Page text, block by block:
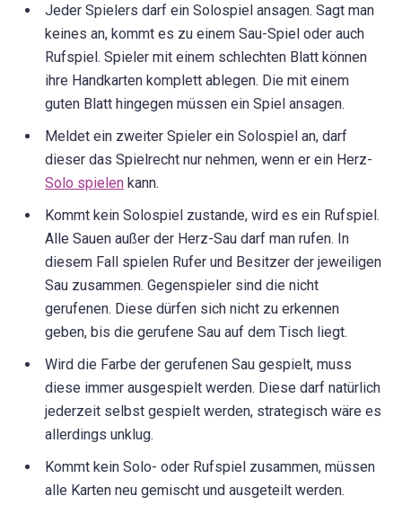
Jeder Spielers darf ein Solospiel ansagen. Sagt man
keines an, kommt es zu einem Sau-Spiel oder auch
Rufspiel. Spieler mit einem schlechten Blatt können
ihre Handkarten komplett ablegen. Die mit einem
guten Blatt hingegen müssen ein Spiel ansagen.
Meldet ein zweiter Spieler ein Solospiel an, darf
dieser das Spielrecht nur nehmen, wenn er ein Herz-
Solo spielen kann.
Kommt kein Solospiel zustande, wird es ein Rufspiel.
Alle Sauen außer der Herz-Sau darf man rufen. In
diesem Fall spielen Rufer und Besitzer der jeweiligen
Sau zusammen. Gegenspieler sind die nicht
gerufenen. Diese dürfen sich nicht zu erkennen
geben, bis die gerufene Sau auf dem Tisch liegt.
Wird die Farbe der gerufenen Sau gespielt, muss
diese immer ausgespielt werden. Diese darf natürlich
jederzeit selbst gespielt werden, strategisch wäre es
allerdings unklug.
Kommt kein Solo- oder Rufspiel zusammen, müssen
alle Karten neu gemischt und ausgeteilt werden.